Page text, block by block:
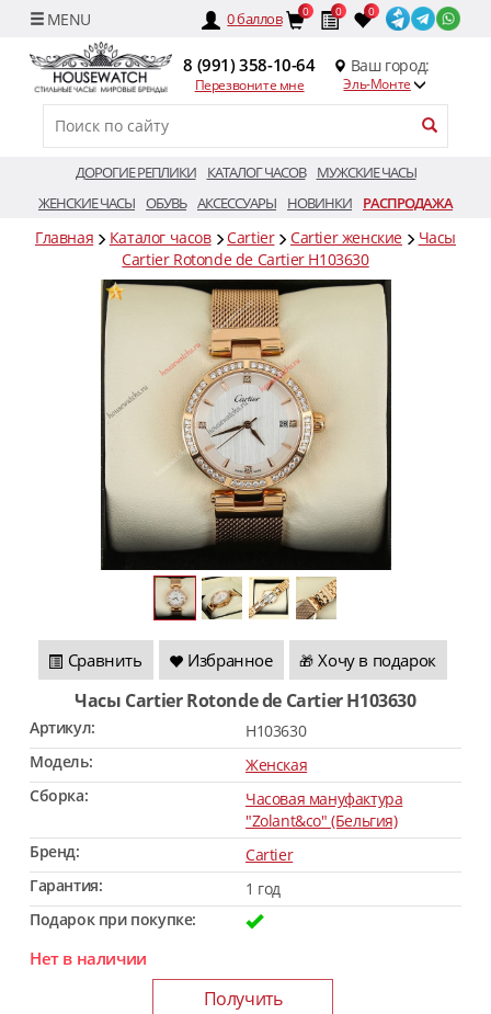
0баллов 0 0 0
8 (991) 358-10-64
Перезвоните мне
Ваш город:
Эль-Монте
ДОРОГИЕ РЕПЛИКИ КАТАЛОГ ЧАСОВ
МУЖСКИЕ ЧАСЫ
ЖЕНСКИЕ ЧАСЫ ОБУВЬ АКСЕССУАРЫ НОВИНКИ РАСПРОДАЖА
Главная Каталог часов Cartier Cartier женские
Часы
Cartier Rotonde de Cartier H103630
Сравнить Избранное 🎁 Хочу в подарок
Часы Cartier Rotonde de Cartier H103630
Артикул:
H103630
Модель:
Женская
Сборка:
Часовая мануфактура
"Zolant&co" (Бельгия)
Бренд:
Cartier
Гарантия:
1 год
Подарок при покупке:
Нет в наличии
Получить